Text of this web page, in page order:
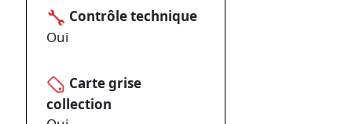
Contrôle technique
Oui
Carte grise
collection